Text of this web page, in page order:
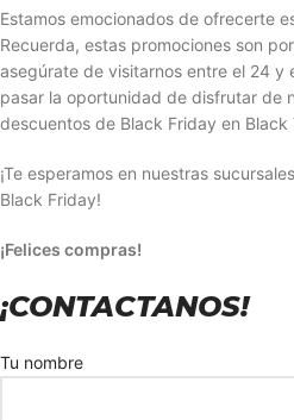
Estamos emocionados de ofrecerte
Recuerda, estas promociones son
asegúrate de visitarnos entre el 24 y
pasar la oportunidad de disfrutar de
descuentos de Black Friday en Black
¡Te esperamos en nuestras
Black Friday!
¡Felices compras!
¡CONTACTANOS!
Tu nombre